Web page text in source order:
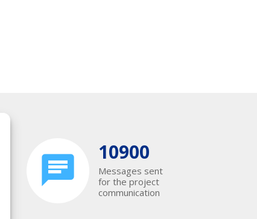
10900
Messages sent
for the project
communication